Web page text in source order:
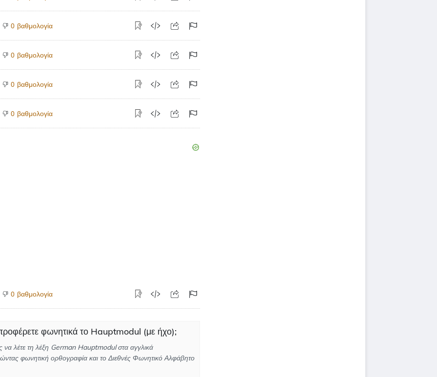
0 βαθμολογία
0 βαθμολογία
0 βαθμολογία
0 βαθμολογία
0 βαθμολογία
φωνητικά το Hauptmodul (με ήχο);
λέτε τη λέξη German Hauptmodul στα αγγλικά
φωνητική ορθογραφία και το Διεθνές Φωνητικό Αλφάβητο